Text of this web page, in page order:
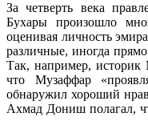
За четверть века
Бухары произошло
оценивая личность
различные, иногда
Так, например,
что Музаффар
обнаружил хороший
Ахмад Дониш полагал,